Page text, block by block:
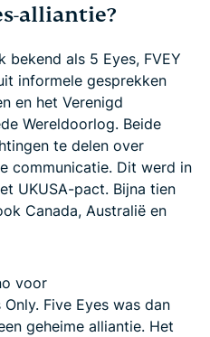
alliantie?
bekend als 5 Eyes, FVEY
informele gesprekken
en het Verenigd
Wereldoorlog. Beide
te delen over
communicatie. Dit werd in
UKUSA-pact. Bijna tien
Canada, Australië en
voor
Five Eyes was dan
geheime alliantie. Het